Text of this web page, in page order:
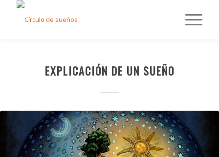
EXPLICACIÓN DE UN SUEÑO